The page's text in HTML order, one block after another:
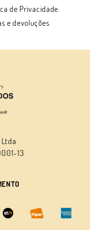
de Privacidade
e devoluções
13